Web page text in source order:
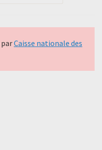
parCaisse nationale des